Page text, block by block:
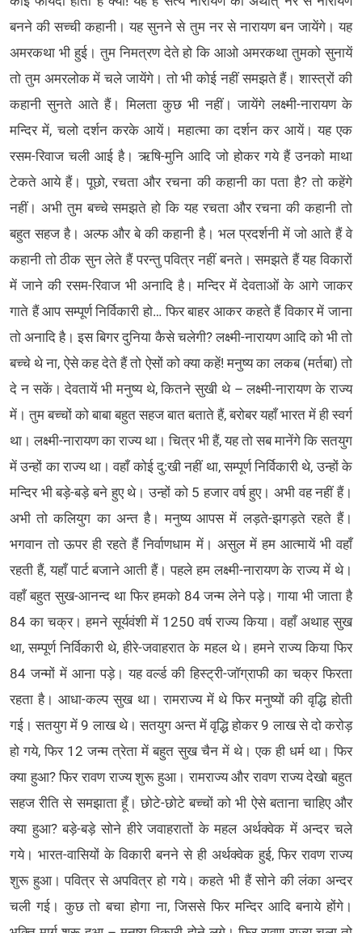
बनने की सच्ची कहानी। यह सुनने से तुम नर से नारायण बन जायेंगे। यह
अमरकथा भी हुई। तुम निमत्रण देते हो कि आओ अमरकथा तुमको सुनायें
तो तुम अमरलोक में चले जायेंगे। तो भी कोई नहीं समझते हैं। शास्त्रों की
कहानी सुनते आते हैं। मिलता कुछ भी नहीं। जायेंगे लक्ष्मी-नारायण के
मन्दिर में, चलो दर्शन करके आयें। महात्मा का दर्शन कर आयें। यह एक
रसम-रिवाज चली आई है। ऋषि-मुनि आदि जो होकर गये हैं उनको माथा
टेकते आये हैं। पूछो, रचता और रचना की कहानी का पता है? तो कहेंगे
नहीं। अभी तुम बच्चे समझते हो कि यह रचता और रचना की कहानी तो
बहुत सहज है। अल्फ और बे की कहानी है। भल प्रदर्शनी में जो आते हैं वे
कहानी तो ठीक सुन लेते हैं परन्तु पवित्र नहीं बनते। समझते हैं यह विकारों
में जाने की रसम-रिवाज भी अनादि है। मन्दिर में देवताओं के आगे जाकर
गाते हैं आप सम्पूर्ण निर्विकारी हो… फिर बाहर आकर कहते हैं विकार में जाना
तो अनादि है। इस बिगर दुनिया कैसे चलेगी? लक्ष्मी-नारायण आदि को भी तो
बच्चे थे ना, ऐसे कह देते हैं तो ऐसों को क्या कहें! मनुष्य का लकब (मर्तबा) तो
दे न सकें। देवतायें भी मनुष्य थे, कितने सुखी थे – लक्ष्मी-नारायण के राज्य
में। तुम बच्चों को बाबा बहुत सहज बात बताते हैं, बरोबर यहाँ भारत में ही स्वर्ग
था। लक्ष्मी-नारायण का राज्य था। चित्र भी हैं, यह तो सब मानेंगे कि सतयुग
में उन्हों का राज्य था। वहाँ कोई दु:खी नहीं था, सम्पूर्ण निर्विकारी थे, उन्हों के
मन्दिर भी बड़े-बड़े बने हुए थे। उन्हों को 5 हजार वर्ष हुए। अभी वह नहीं हैं।
अभी तो कलियुग का अन्त है। मनुष्य आपस में लड़ते-झगड़ते रहते हैं।
भगवान तो ऊपर ही रहते हैं निर्वाणधाम में। असुल में हम आत्मायें भी वहाँ
रहती हैं, यहाँ पार्ट बजाने आती हैं। पहले हम लक्ष्मी-नारायण के राज्य में थे।
वहाँ बहुत सुख-आनन्द था फिर हमको 84 जन्म लेने पड़े। गाया भी जाता है
84 का चक्र। हमने सूर्यवंशी में 1250 वर्ष राज्य किया। वहाँ अथाह सुख
था, सम्पूर्ण निर्विकारी थे, हीरे-जवाहरात के महल थे। हमने राज्य किया फिर
84 जन्मों में आना पड़े। यह वर्ल्ड की हिस्ट्री-जॉग्राफी का चक्र फिरता
रहता है। आधा-कल्प सुख था। रामराज्य में थे फिर मनुष्यों की वृद्धि होती
गई। सतयुग में 9 लाख थे। सतयुग अन्त में वृद्धि होकर 9 लाख से दो करोड़
हो गये, फिर 12 जन्म त्रेता में बहुत सुख चैन में थे। एक ही धर्म था। फिर
क्या हुआ? फिर रावण राज्य शुरू हुआ। रामराज्य और रावण राज्य देखो बहुत
सहज रीति से समझाता हूँ। छोटे-छोटे बच्चों को भी ऐसे बताना चाहिए और
क्या हुआ? बड़े-बड़े सोने हीरे जवाहरातों के महल अर्थक्वेक में अन्दर चले
गये। भारत-वासियों के विकारी बनने से ही अर्थक्वेक हुई, फिर रावण राज्य
शुरू हुआ। पवित्र से अपवित्र हो गये। कहते भी हैं सोने की लंका अन्दर
चली गई। कुछ तो बचा होगा ना, जिससे फिर मन्दिर आदि बनाये होंगे।